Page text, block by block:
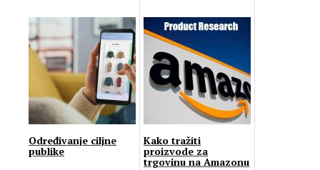
Određivanje ciljne
publike
Kako tražiti
proizvode za
trgovinu na Amazonu